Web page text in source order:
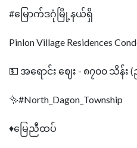
#မြောက်ဒဂုံမြို့နယ်ရှိ
Pinlon Village Residences
💵 အရောင်း ဈေး - ၈၇၀၀ သိန်း
✨#North_Dagon_Township
♦မြေညီထပ်